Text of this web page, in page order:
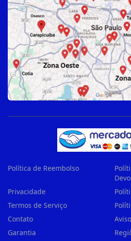
Política de Reembolso
Privacidade
Termos de Serviço
Contato
Garantia